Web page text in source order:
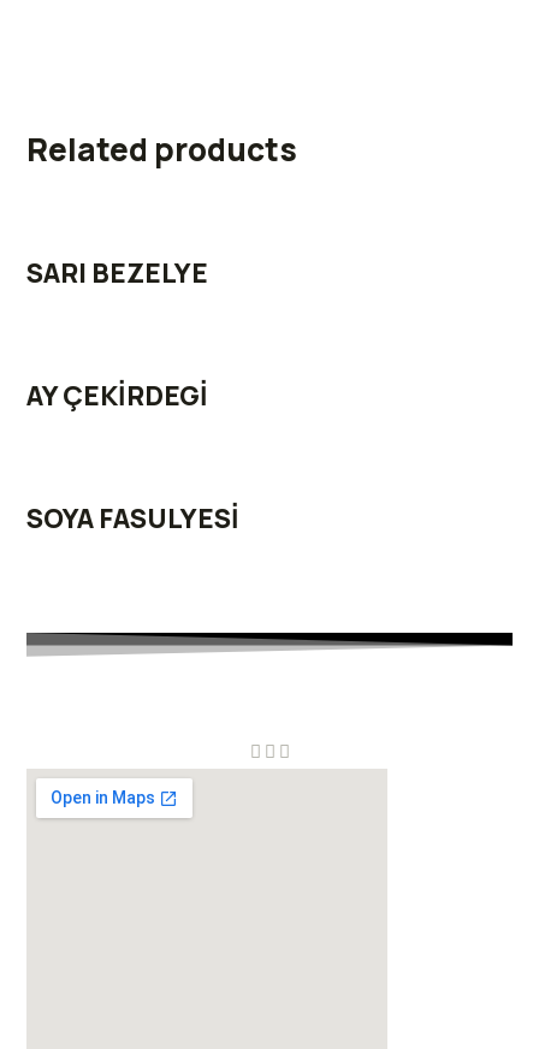
Related products
SARI BEZELYE
AY ÇEKİRDEGİ
SOYA FASULYESİ